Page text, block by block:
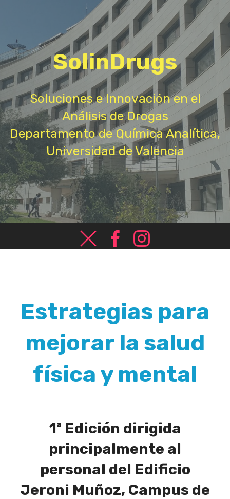
SolinDrugs
Soluciones e Innovación en el
Análisis de Drogas
Departamento de Química Analítica,
Universidad de Valencia
Estrategias para
mejorar la salud
física y mental
1ª Edición dirigida
principalmente al
personal del Edificio
Jeroni Muñoz, Campus de